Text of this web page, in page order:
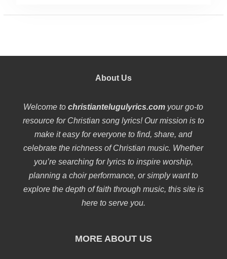
About Us
Welcome tochristiantelugulyrics.com your go-to
resource for Christian song lyrics! Our mission is to
make it easy for everyone to find, share, and
celebrate the richness of Christian music. Whether
you’re searching for lyrics to inspire worship,
planning a choir performance, or simply want to
explore the depth of faith through music, this site is
here to serve you.
MORE ABOUT US